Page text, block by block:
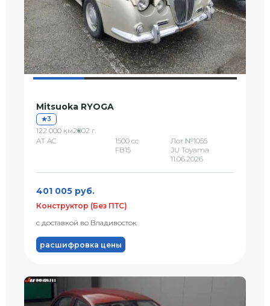
Mitsuoka RYOGA
3
122 000 км2002 г.
AT AC
1500 сс
FB15
Лот №1055
JU Toyama
11.06.2026
401 005 руб.
Конструктор (Без ПТС)
с доставкой во Владивосток
расшифровка цены